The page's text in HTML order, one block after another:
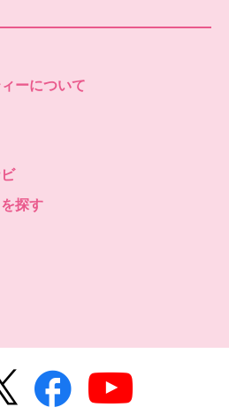
ーについて
探す